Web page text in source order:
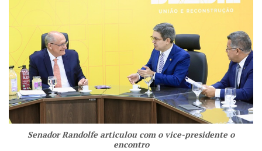
Senador Randolfe articulou com o vice-presidente o
encontro